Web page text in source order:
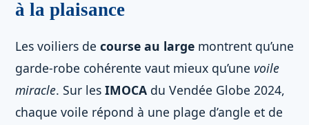
à la plaisance
Les voiliers de course au large montrent qu’une
garde-robe cohérente vaut mieux qu’une voile
miracle. Sur les IMOCA du Vendée Globe 2024,
chaque voile répond à une plage d’angle et de